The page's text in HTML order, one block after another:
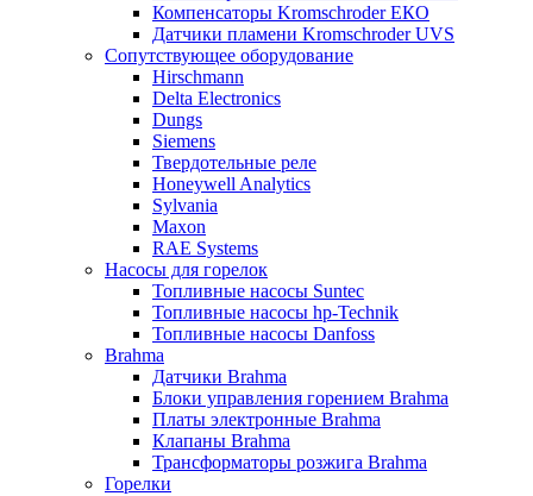
Компенсаторы Kromschroder ЕКО
Датчики пламени Kromschroder UVS
Сопутствующее оборудование
Hirschmann
Delta Electronics
Dungs
Siemens
Твердотельные реле
Honeywell Analytics
Sylvania
Maxon
RAE Systems
Насосы для горелок
Топливные насосы Suntec
Топливные насосы hp-Technik
Топливные насосы Danfoss
Brahma
Датчики Brahma
Блоки управления горением Brahma
Платы электронные Brahma
Клапаны Brahma
Трансформаторы розжига Brahma
Горелки